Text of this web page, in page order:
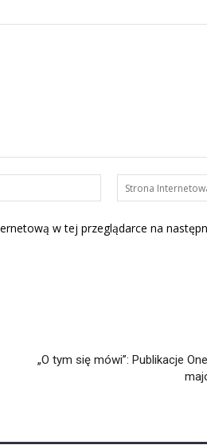
mail:*
w tej przeglądarce na
„O tym się mówi”: Publikacje